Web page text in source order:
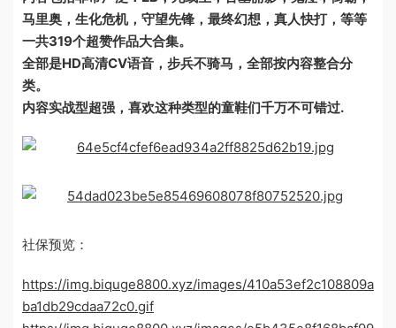
马里奥，生化危机，守望先锋，最终幻想，真人快打，等等
一共319个超赞作品大合集。
全部是HD高清CV语音，步兵不骑马，全部按内容整合分
类。
内容实战型超强，喜欢这种类型的童鞋们千万不可错过.
社保预览：
https://img.biquge8800.xyz/images/410a53ef2c108809a
ba1db29cdaa72c0.gif